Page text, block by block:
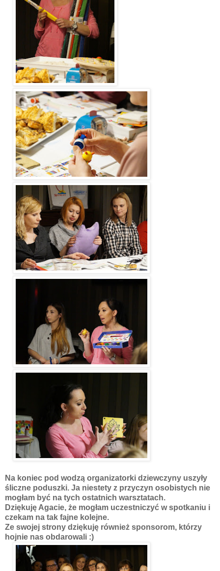
Na koniec pod wodzą organizatorki dziewczyny uszyły
śliczne poduszki. Ja niestety z przyczyn osobistych nie
mogłam być na tych ostatnich warsztatach.
Dziękuję Agacie, że mogłam uczestniczyć w spotkaniu i
czekam na tak fajne kolejne.
Ze swojej strony dziękuję również sponsorom, którzy
hojnie nas obdarowali :)